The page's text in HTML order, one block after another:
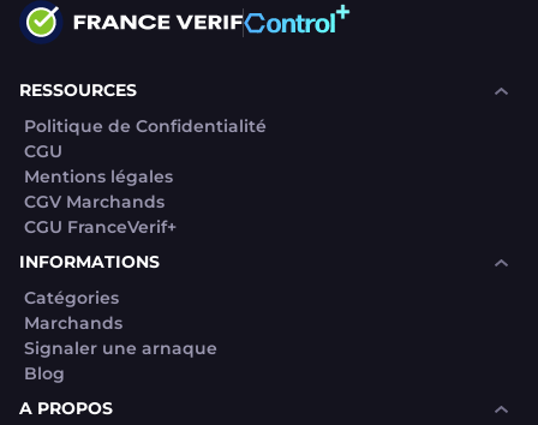
RESSOURCES
Politique de Confidentialité
CGU
Mentions légales
CGV Marchands
CGU FranceVerif+
INFORMATIONS
Catégories
Marchands
Signaler une arnaque
Blog
A PROPOS